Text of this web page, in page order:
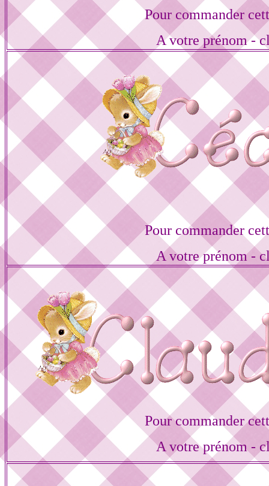
Pour commander
A votre prénom -
Pour commander
A votre prénom -
Pour commander
A votre prénom -